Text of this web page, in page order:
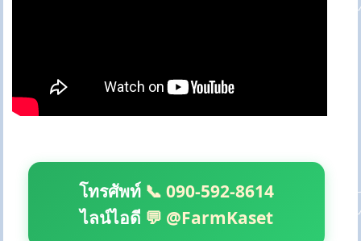
โทรศัพท์ 📞 090-592-8614
ไลน์ไอดี 💬 @FarmKaset